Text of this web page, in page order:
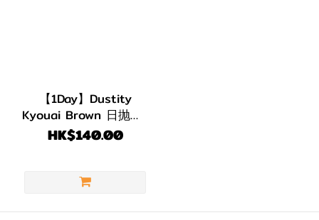
【1Day】Dustity
Kyouai Brown 日抛｜1
盒10片
HK$140.00